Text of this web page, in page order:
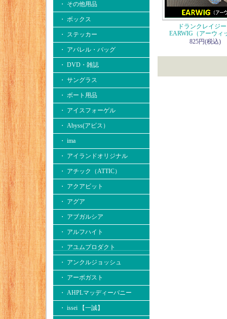
・ その他用品
・ ボックス
・ ステッカー
・ アパレル・バッグ
・ DVD・雑誌
・ サングラス
・ ボート用品
・ アイスフォーゲル
・ Abyss(アビス）
・ ima
・ アイランドオリジナル
・ アチック（ATTIC）
・ アクアビット
・ アグア
・ アブガルシア
・ アルフハイト
・ アユムプロダクト
・ アンクルジョッシュ
・ アーボガスト
・ AHPLマッディーバニー
・ issei 【一誠】
ドランクレイ
EARWIG（アーウィ
825円(税込)